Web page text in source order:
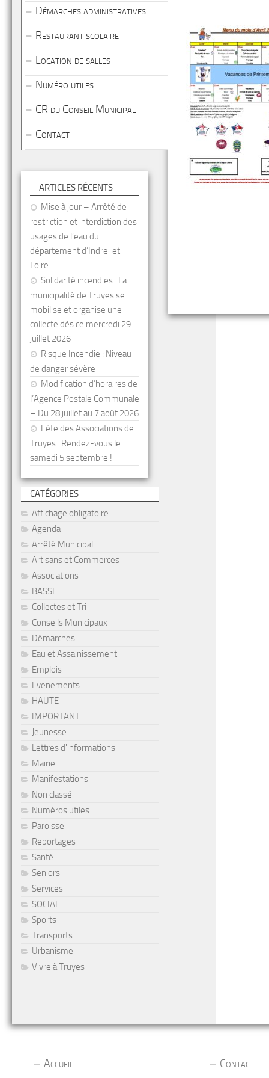
Démarches administratives
Restaurant scolaire
Location de salles
Numéro utiles
CR du Conseil Municipal
Contact
ARTICLES RÉCENTS
Mise à jour – Arrêté de
restriction et interdiction des
usages de l’eau du
département d’Indre-et-
Loire
Solidarité incendies : La
municipalité de Truyes se
mobilise et organise une
collecte dès ce mercredi 29
juillet 2026
Risque Incendie : Niveau
de danger sévère
Modification d’horaires de
l’Agence Postale Communale
– Du 28 juillet au 7 août 2026
Fête des Associations de
Truyes : Rendez-vous le
samedi 5 septembre !
CATÉGORIES
Affichage obligatoire
Agenda
Arrêté Municipal
Artisans et Commerces
Associations
BASSE
Collectes et Tri
Conseils Municipaux
Démarches
Eau et Assainissement
Emplois
Evenements
HAUTE
IMPORTANT
Jeunesse
Lettres d'informations
Mairie
Manifestations
Non classé
Numéros utiles
Paroisse
Reportages
Santé
Seniors
Services
SOCIAL
Sports
Transports
Urbanisme
Vivre à Truyes
Accueil Contact